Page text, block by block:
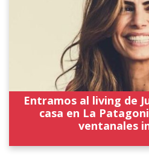
Entramos al living de
casa en La
ventanales